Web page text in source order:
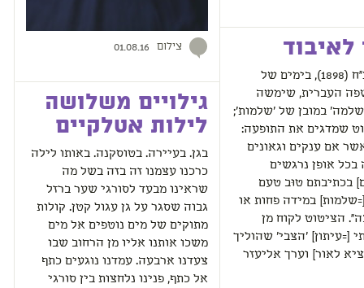
לאיבוד
בשנת תרנ"ח (1898), בימים של
העברית, שימשה
במובן של 'שלמות';
שמדגים את התופעה:
אם ענקים וגאונים
בכל אופן נרגשים
בכתיבתם טוּב טעם
במידה פחות או
הציטוט לקוח מן
[=עיתון] 'הצבי' שהוליך
לאור] וערך אליעזר
צילום 01.08.16
גילויים משלושה
לילות אטלקיים
בגן. בעיירה. בטוסקנה. באותו לילה
כרכנו עצמנו זה בזה בשל מה
שראינו מבעד לסורגי שער ברזל
גבוה שסגר על גן עגול קטן. קולות
מתוקים של מים נוטפים אל מים
משכו אותנו אליו מן הרחוב שבו
צעדנו ארבעה. עמדנו נוגעים כתף
אל כתף, פנינו נלחצות בין סורגי